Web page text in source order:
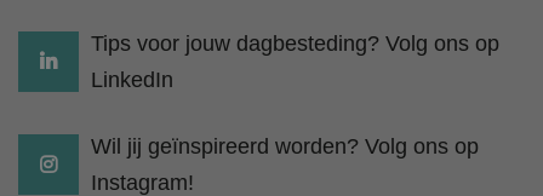
Tips voor jouw dagbesteding? Volg ons op
LinkedIn
Wil jij geïnspireerd worden? Volg ons op
Instagram!